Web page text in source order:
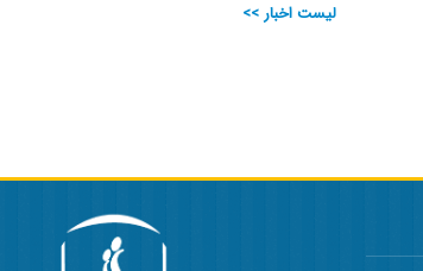
لیست اخبار >>